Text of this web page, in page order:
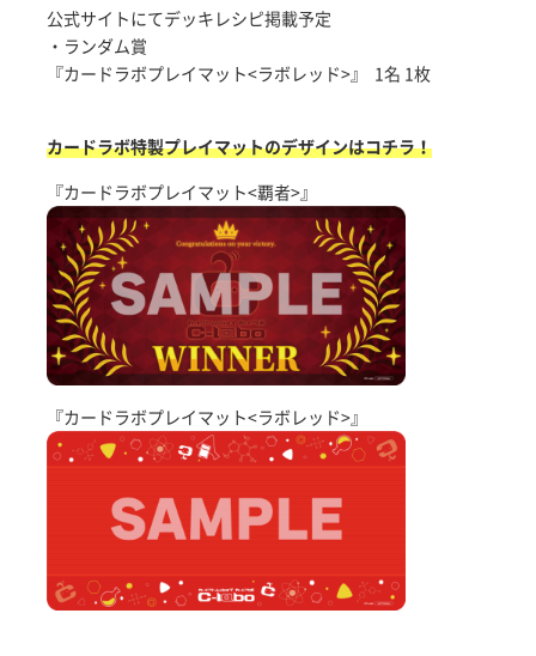
公式サイトにてデッキレシピ掲載予定
・ランダム賞
『カードラボプレイマット<ラボレッド>』 1名 1枚
カードラボ特製プレイマットのデザインはコチラ！
『カードラボプレイマット<覇者>』
『カードラボプレイマット<ラボレッド>』